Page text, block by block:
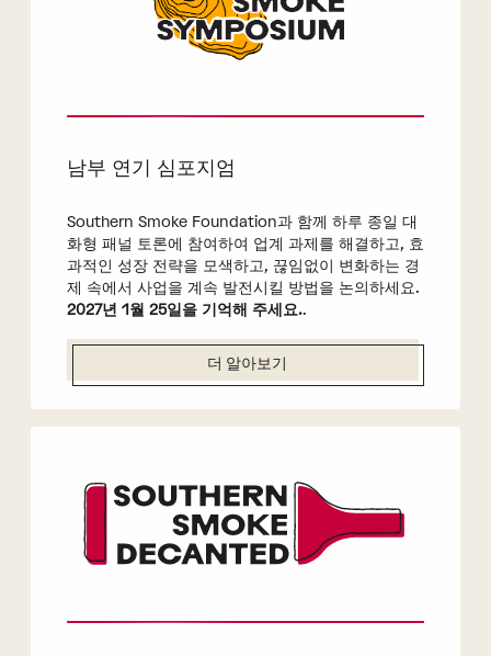
남부 연기 심포지엄
Southern Smoke Foundation과 함께 하루 종일 대
화형 패널 토론에 참여하여 업계 과제를 해결하고, 효
과적인 성장 전략을 모색하고, 끊임없이 변화하는 경
제 속에서 사업을 계속 발전시킬 방법을 논의하세요.
2027년 1월 25일을 기억해 주세요..
더 알아보기